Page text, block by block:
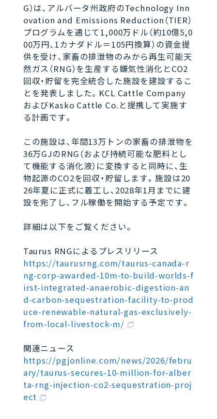
G）は、アルバータ州政府のTechnology Inn
ovation and Emissions Reduction（TIER）
プログラムを通じて1,000万ドル（約10億5,0
00万円、1カナダドル＝105円換算）の資金提
供を受け、家畜の排泄物のみから再生可能天
然ガス（RNG）を生産する嫌気性消化とCO2
回収・貯留を完全統合した施設を建設するこ
とを発表しました。KCL Cattle Company
およびKasko Cattle Co.と提携して実施す
る計画です。
この施設は、年間13万トンの家畜の排泄物を
36万GJのRNG（および持続可能な肥料とし
て機能する消化液）に変換すると同時に、生
物起源のCO2を回収・貯留します。施設は20
26年夏に正式に着工し、2028年1月までに建
設を完了し、フル稼働を開始する予定です。
詳細は以下をご覧ください。
Taurus RNGによるプレスリリース
https://taurusrng.com/taurus-canada-r
ng-corp-awarded-10m-to-build-worlds-f
irst-integrated-anaerobic-digestion-an
d-carbon-sequestration-facility-to-prod
uce-renewable-natural-gas-exclusively-
from-local-livestock-m/
関連ニュース
https://pgjonline.com/news/2026/febru
ary/taurus-secures-10-million-for-alber
ta-rng-injection-co2-sequestration-proj
ect